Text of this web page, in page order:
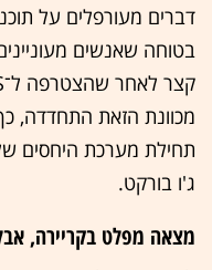
דברים מעורפלים על
בטוחה שאנשים
מכוונת הזאת התחדדה,
תחילת מערכת היחסים
ג'ו בורקט.
מצאה מפלט בקריירה,